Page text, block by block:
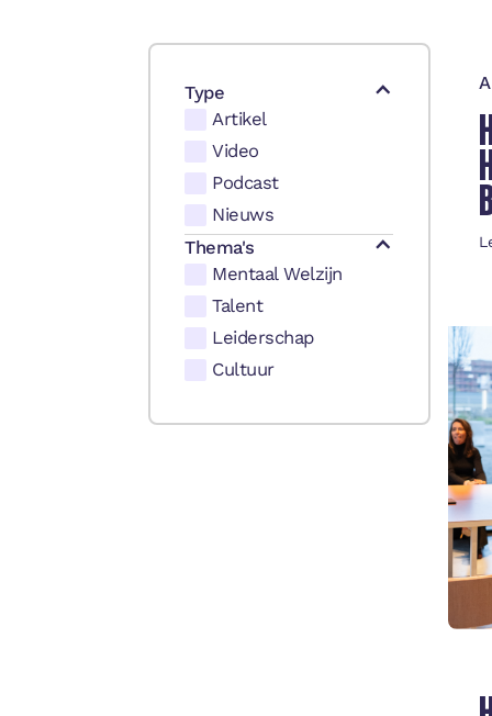
Type
Artikel
Video
Podcast
Nieuws
Thema's
Mentaal Welzijn
Talent
Leiderschap
Cultuur